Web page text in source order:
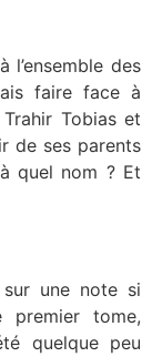
des
faire face à
Tobias et
de ses parents
quel nom ? Et
une note si
premier tome,
quelque peu